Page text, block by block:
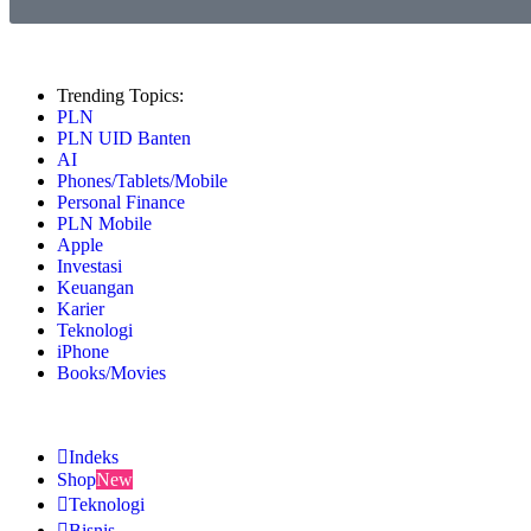
Trending Topics:
PLN
PLN UID Banten
AI
Phones/Tablets/Mobile
Personal Finance
PLN Mobile
Apple
Investasi
Keuangan
Karier
Teknologi
iPhone
Books/Movies
Indeks
ShopNew
Teknologi